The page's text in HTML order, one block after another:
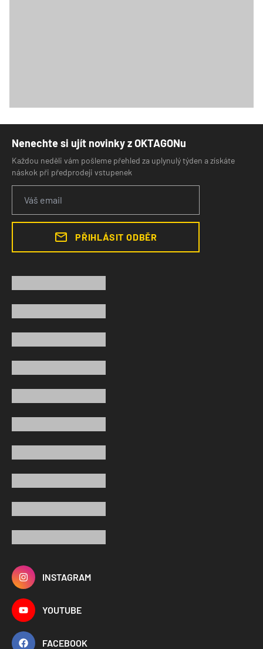
Nenechte si ujít novinky z OKTAGONu
Každou neděli vám pošleme přehled za uplynulý týden a získáte
náskok při předprodeji vstupenek
PŘIHLÁSIT ODBĚR
INSTAGRAM
YOUTUBE
FACEBOOK